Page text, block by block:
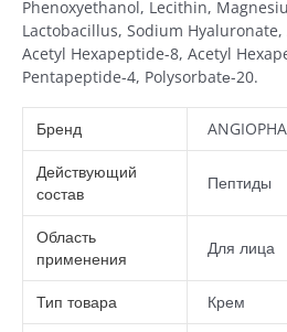
Phenoxyethanol, Lecithin,
Lactobacillus, Sodium
Acetyl Hexapeptide-8, Acetyl
Pentapeptide-4, Polysorbatе-20.
Бренд
Действующий
состав
Пептиды
Область
применения
Для лица
Тип товара Крем